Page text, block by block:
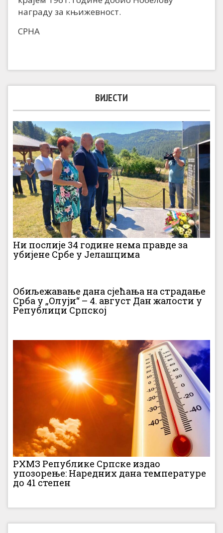
награду за књижевност.
СРНА
ВИЈЕСТИ
Ни послије 34 године нема правде за
убијене Србе у Јелашцима
Обиљежавање дана сјећања на страдање
Срба у „Олуји“ – 4. август Дан жалости у
Републици Српској
РХМЗ Републике Српске издао
упозорење: Наредних дана температуре
до 41 степен